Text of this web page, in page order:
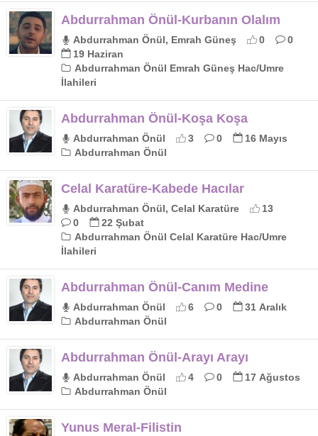
Abdurrahman Önül-Kurbanın Olalım
Abdurrahman Önül, Emrah Güneş 0
0
19 Haziran
Abdurrahman Önül Emrah Güneş Hac/Umre
İlahileri
Abdurrahman Önül-Koşa Koşa
Abdurrahman Önül 3 0
16 Mayıs
Abdurrahman Önül
Celal Karatüre-Kabede Hacılar
Abdurrahman Önül, Celal Karatüre
13
0
22 Şubat
Abdurrahman Önül Celal Karatüre Hac/Umre
İlahileri
Abdurrahman Önül-Canım Medine
Abdurrahman Önül 6 0
31 Aralık
Abdurrahman Önül
Abdurrahman Önül-Arayı Arayı
Abdurrahman Önül 4 0
17 Ağustos
Abdurrahman Önül
Yunus Meral-Filistin